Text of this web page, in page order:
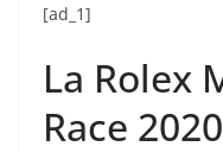
[ad_1]
La Rolex
Race